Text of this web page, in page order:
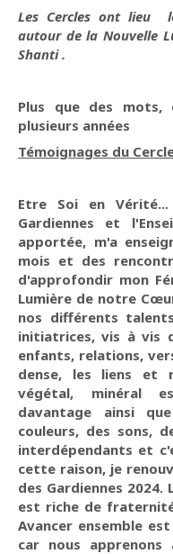
Les Cercles ont lieu
autour de la Nouvelle
Shanti .
Plus que des mots,
plusieurs années
Témoignages du
Etre Soi en
Gardiennes et
apportée, m'a
mois et des
d'approfondir mon
Lumière de notre
nos différents
initiatrices, vis à vis
enfants, relations,
dense, les liens et
végétal, minéral
davantage ainsi
couleurs, des sons,
interdépendants et
cette raison, je
des Gardiennes
est riche de
Avancer ensemble
car nous apprenons